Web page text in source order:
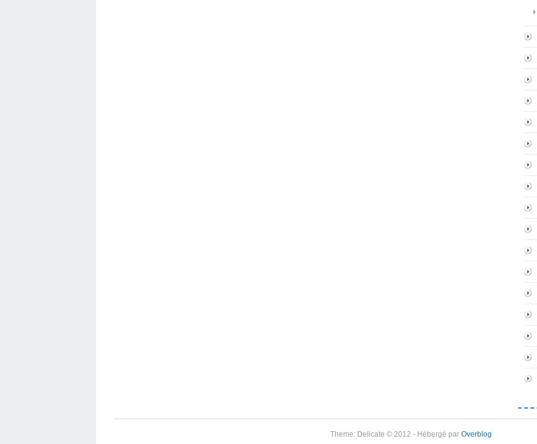
Theme: Delicate © 2012 - Hébergé par Overblog